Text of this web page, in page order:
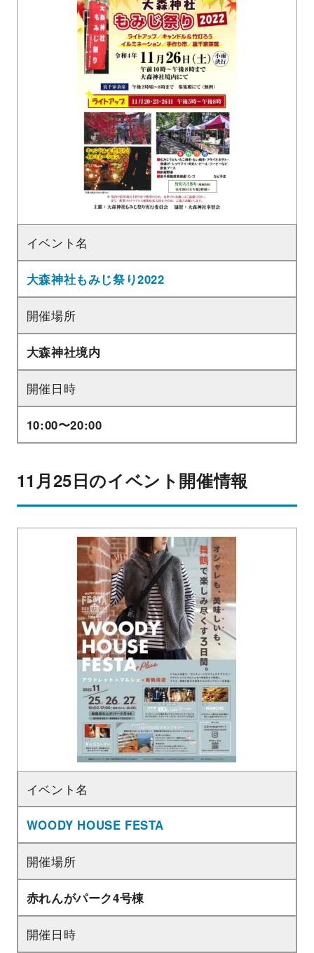
イベント名
大森神社もみじ祭り2022
開催場所
大森神社境内
開催日時
10:00〜20:00
11月25日のイベント開催情報
イベント名
WOODY HOUSE FESTA
開催場所
赤れんがパーク4号棟
開催日時